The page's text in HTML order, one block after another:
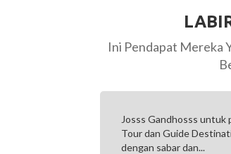
Ini Pendapat Mereka
Daebak Labiru!!! Terima
berlibur yang tak
seru abis!! Mulai dari...